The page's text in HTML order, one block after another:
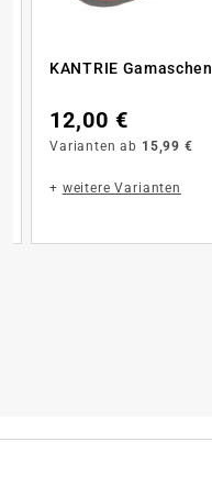
KANTRIE Gamaschen
12,00 €
Varianten ab 15,99 €
+ weitere Varianten